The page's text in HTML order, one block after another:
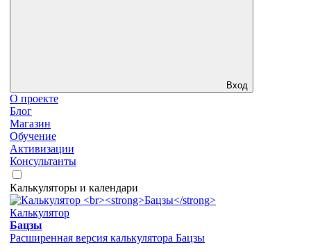
Вход
О проекте
Блог
Магазин
Обучение
Активизации
Консультанты
Калькуляторы и календари
Калькулятор
Бацзы
Расширенная версия калькулятора Бацзы